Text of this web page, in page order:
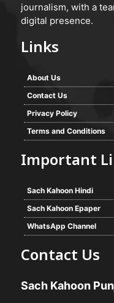
journalism, with a
digital presence.
Links
About Us
Contact Us
Privacy Policy
Terms and Conditions
Important
Sach Kahoon Hindi
Sach Kahoon Epaper
WhatsApp Channel
Contact Us
Sach Kahoon